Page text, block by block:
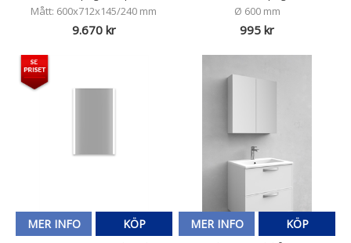
Mått: 600x712x145/240 mm
9.670 kr
Ø 600 mm
995 kr
MER INFO KÖP MER INFO KÖP